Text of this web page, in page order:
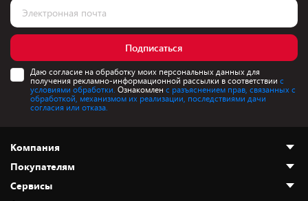
Подписаться
Даю согласие на обработку моих персональных данных для
получения рекламно-информационной рассылки в соответствии с
условиями обработки. Ознакомлен с разъяснением прав, связанных с
обработкой, механизмом их реализации, последствиями дачи
согласия или отказа.
Компания
О нас
Адреса магазинов
Покупателям
Как сделать заказ
Сервисы